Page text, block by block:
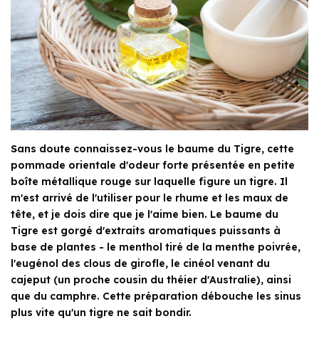
Sans doute connaissez-vous le baume du Tigre, cette
pommade orientale d'odeur forte présentée en petite
boîte métallique rouge sur laquelle figure un tigre. Il
m'est arrivé de l'utiliser pour le rhume et les maux de
tête, et je dois dire que je l'aime bien. Le baume du
Tigre est gorgé d'extraits aromatiques puissants à
base de plantes - le menthol tiré de la menthe poivrée,
l'eugénol des clous de girofle, le cinéol venant du
cajeput (un proche cousin du théier d'Australie), ainsi
que du camphre. Cette préparation débouche les sinus
plus vite qu'un tigre ne sait bondir.